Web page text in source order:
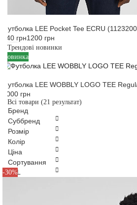
Футболка LEE Pocket Tee ECRU
840 грн1200 грн
Трендові новинки
Новинка
MXL
Футболка LEE WOBBLY LOGO TEE
1000 грн
Всі товари (21 результат)
Бренд
Суббренд
Розмір
Колір
Ціна
Сортування
-30%
MLXL